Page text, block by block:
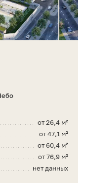
от 26,4 м²
от 47,1 м²
от 60,4 м²
от 76,9 м²
нет данных